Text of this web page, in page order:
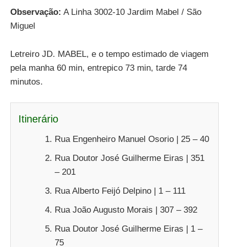
Observação: A Linha 3002-10 Jardim Mabel / São
Miguel
Letreiro JD. MABEL, e o tempo estimado de viagem
pela manha 60 min, entrepico 73 min, tarde 74
minutos.
Itinerário
Rua Engenheiro Manuel Osorio | 25 – 40
Rua Doutor José Guilherme Eiras | 351
– 201
Rua Alberto Feijó Delpino | 1 – 111
Rua João Augusto Morais | 307 – 392
Rua Doutor José Guilherme Eiras | 1 –
75